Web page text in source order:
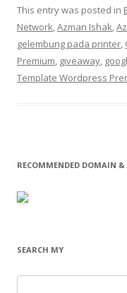
This entry was posted in
Network,Azman Ishak,
gelembung pada printer,
Premium, giveaway,
Template Wordpress
RECOMMENDED DOMAIN
SEARCH MY